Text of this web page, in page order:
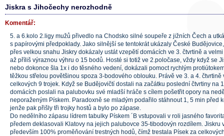
Jiskra s Jihočechy nerozhodně
Komentář:
5. a 6.kolo 2.ligy mužů přivedlo na Chodsko silné soupeře z jižních Čech a
s papírovými předpoklady. Jako silnější se tentokrát ukázaly České
přes velkou snahu Jiskry dokázaly ustát vzepětí domácích ve 3. čtvrtině a
až příliš výraznou výhru o 15 bodů. Hosté si totiž ve 2.poločase, vždy když se
nebo dokonce šla 1x i do těsného vedení, dokázali pomoct rychlým
těžkou střelou povětšinou spoza 3-bodového oblouku. Právě ve 3. a 4. čtvrtině
celkových 9 trojek. Když se Budějovičtí dostali na začátku poslední čtvrtiny na
domácích poslali na palubovku své mladší hráče s cílem pošetřit opory na
neporaženým Pískem. Paradoxně se mladým podařilo stáhnout 1, 5 min před
jenže pak přišly tři trojky hostů a bylo po zápase.
Do nedělního zápasu lídrem tabulky Pískem ´B vstupovali v roli jasného
předem deklasovali Klatovy na jejich palubovce 35-tibodovýn rozdílem. Jiskru
především 100% proměňování trestných hodů, čímž trestala Písek za